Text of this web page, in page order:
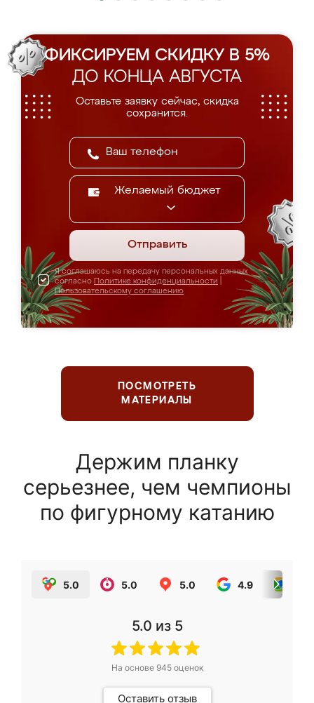
ФИКСИРУЕМ СКИДКУ В 5%
ДО КОНЦА АВГУСТА
Оставьте заявку сейчас, скидка
сохранится.
Желаемый бюджет
Отправить
Я соглашаюсь на передачу персональных данных
согласно Политике конфиденциальности
Пользовательскому соглашению
ПОСМОТРЕТЬ
МАТЕРИАЛЫ
Держим планку
серьезнее, чем чемпионы
по фигурному катанию
5.0 5.0 5.0 4.9
5.0 из 5
На основе 945оценок
Оставить отзыв